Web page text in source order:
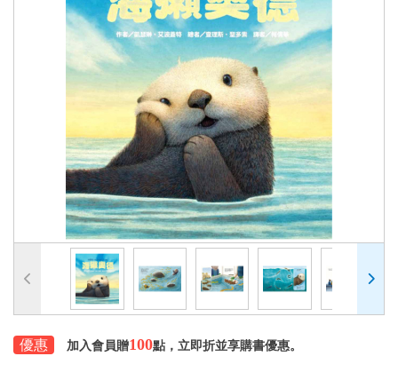
優惠 加入會員贈100點，立即折並享購書優惠。